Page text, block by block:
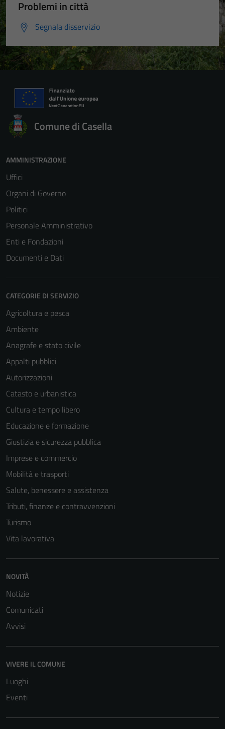
Problemi in città
Segnala disservizio
Comune di Casella
AMMINISTRAZIONE
Uffici
Organi di Governo
Politici
Personale Amministrativo
Enti e Fondazioni
Documenti e Dati
CATEGORIE DI SERVIZIO
Agricoltura e pesca
Ambiente
Anagrafe e stato civile
Appalti pubblici
Autorizzazioni
Catasto e urbanistica
Cultura e tempo libero
Educazione e formazione
Giustizia e sicurezza pubblica
Imprese e commercio
Mobilità e trasporti
Salute, benessere e assistenza
Tributi, finanze e contravvenzioni
Turismo
Vita lavorativa
NOVITÀ
Notizie
Comunicati
Avvisi
VIVERE IL COMUNE
Luoghi
Eventi